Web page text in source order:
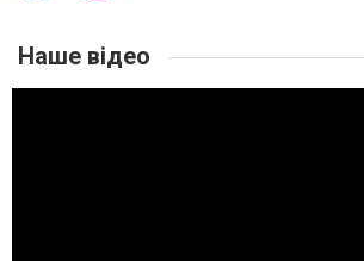
Наше відео